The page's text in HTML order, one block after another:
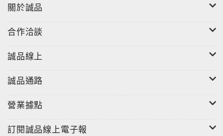
インテリアやギフトにも最適です。
日本語/英語 解説付き
關於誠品
合作洽談
誠品線上
誠品通路
營業據點
訂閱誠品線上電子報